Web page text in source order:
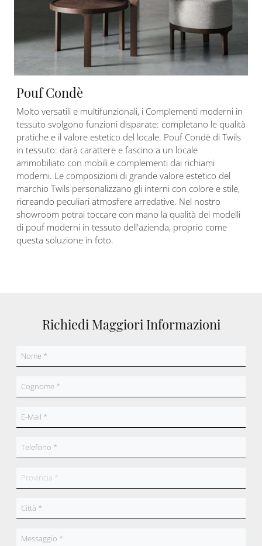
Pouf Condè
Molto versatili e multifunzionali, i Complementi moderni in
tessuto svolgono funzioni disparate: completano le qualità
pratiche e il valore estetico del locale. Pouf Condè di Twils
in tessuto: darà carattere e fascino a un locale
ammobiliato con mobili e complementi dai richiami
moderni. Le composizioni di grande valore estetico del
marchio Twils personalizzano gli interni con colore e stile,
ricreando peculiari atmosfere arredative. Nel nostro
showroom potrai toccare con mano la qualità dei modelli
di pouf moderni in tessuto dell'azienda, proprio come
questa soluzione in foto.
Richiedi Maggiori Informazioni